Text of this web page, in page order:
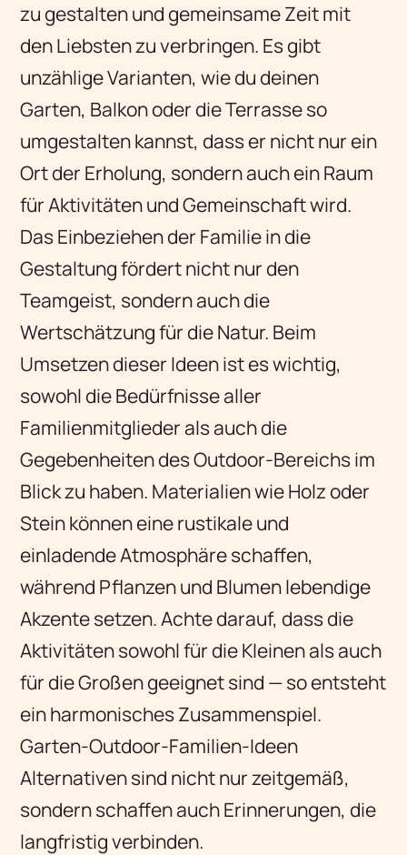
zu gestalten und gemeinsame Zeit mit
den Liebsten zu verbringen. Es gibt
unzählige Varianten, wie du deinen
Garten, Balkon oder die Terrasse so
umgestalten kannst, dass er nicht nur ein
Ort der Erholung, sondern auch ein Raum
für Aktivitäten und Gemeinschaft wird.
Das Einbeziehen der Familie in die
Gestaltung fördert nicht nur den
Teamgeist, sondern auch die
Wertschätzung für die Natur. Beim
Umsetzen dieser Ideen ist es wichtig,
sowohl die Bedürfnisse aller
Familienmitglieder als auch die
Gegebenheiten des Outdoor-Bereichs im
Blick zu haben. Materialien wie Holz oder
Stein können eine rustikale und
einladende Atmosphäre schaffen,
während Pflanzen und Blumen lebendige
Akzente setzen. Achte darauf, dass die
Aktivitäten sowohl für die Kleinen als auch
für die Großen geeignet sind — so entsteht
ein harmonisches Zusammenspiel.
Garten-Outdoor-Familien-Ideen
Alternativen sind nicht nur zeitgemäß,
sondern schaffen auch Erinnerungen, die
langfristig verbinden.